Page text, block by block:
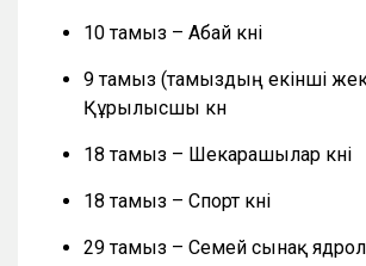
10 тамыз – Абай күні
9 тамыз (тамыздың екінші
Құрылысшы күн
18 тамыз – Шекарашылар күні
18 тамыз – Спорт күні
29 тамыз – Семей сынақ